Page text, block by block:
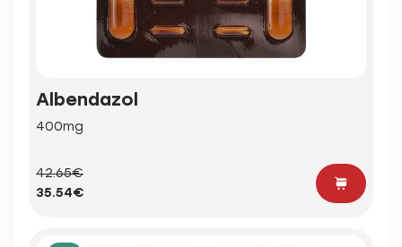
Albendazol
400mg
42.65€
35.54€